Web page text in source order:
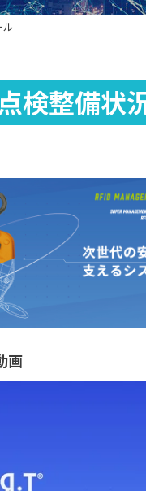
ル
検整備状
画